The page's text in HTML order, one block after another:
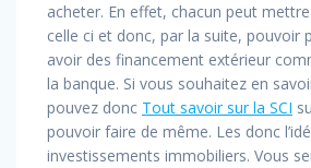
acheter. En effet, chacun peut
celle ci et donc, par la suite, pouvoir
avoir des financement extérieur
la banque. Si vous souhaitez en
pouvez donc Tout savoir sur la SCI
pouvoir faire de même. Les donc
investissements immobiliers. Vous